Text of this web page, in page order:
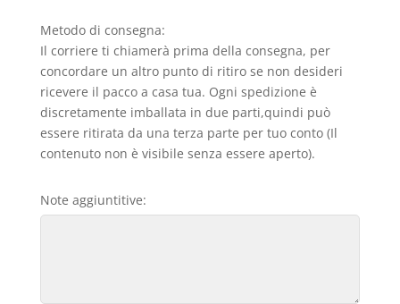
Metodo di consegna:
Il corriere ti chiamerà prima della consegna, per
concordare un altro punto di ritiro se non desideri
ricevere il pacco a casa tua. Ogni spedizione è
discretamente imballata in due parti,quindi può
essere ritirata da una terza parte per tuo conto (Il
contenuto non è visibile senza essere aperto).
Note aggiuntitive: